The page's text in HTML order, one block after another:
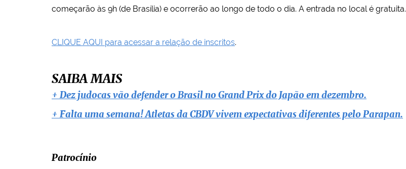
começarão às 9h (de Brasília) e ocorrerão ao longo de todo o dia. A entrada no local é gratuita.
CLIQUE AQUI para acessar a relação de inscritos.
SAIBA MAIS
+ Dez judocas vão defender o Brasil no Grand Prix do Japão em dezembro.
+ Falta uma semana! Atletas da CBDV vivem expectativas diferentes pelo Parapan.
Patrocínio